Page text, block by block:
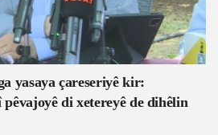
yasaya çareseriyê kir:
di xetereyê de dihêlin